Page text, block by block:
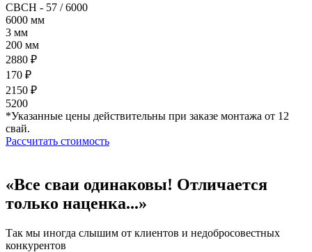
СВСН - 57 / 6000
6000 мм
3 мм
200 мм
2880 ₽
170 ₽
2150 ₽
5200
*Указанные цены действительны при заказе монтажа от 12
свай.
Рассчитать стоимость
«Все сваи одинаковы! Отличается
только наценка...»
Так мы иногда слышим от клиентов и недобросовестных
конкурентов